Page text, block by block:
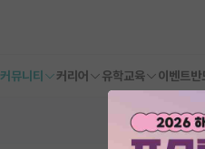
커뮤니티 커리어 유학교육 이벤트반